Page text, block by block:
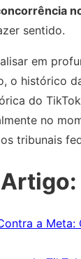
sentido.
em
o histórico
do
no
tribunais
a Meta: